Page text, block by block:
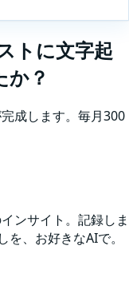
トに文字起
か？
成します。毎月300
ンサイト。記録しま
、お好きなAIで。